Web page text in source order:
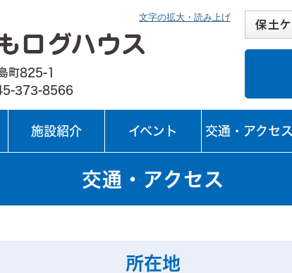
文字の拡大・読み上げ
町825-1
373-8566
施設紹介 イベント 交通・アクセス
交通・アクセス
所在地